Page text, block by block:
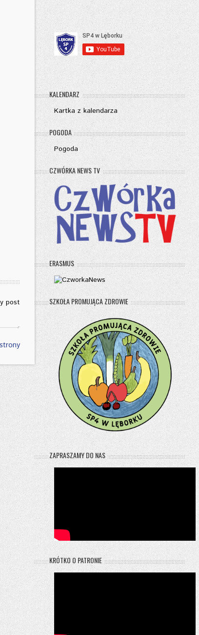
post
KALENDARZ
Kartka z kalendarza
POGODA
Pogoda
CZWÓRKA NEWS TV
ERASMUS
SZKOŁA PROMUJĄCA ZDROWIE
ZAPRASZAMY DO NAS
KRÓTKO O PATRONIE